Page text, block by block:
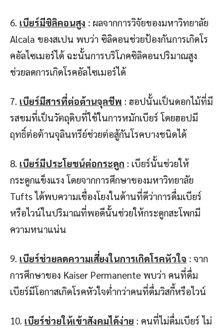
6. เบียร์มีซิลิคอนสูง : ผลจากการวิจัยของมหาวิทยาลัย
Alcala ของสเปน พบว่า ซิลิคอนช่วยป้องกันการเกิดโร
คอัลไซเมอร์ได้ ฉะนั้นการบริโภคซิลิคอนปริมาณสูง
ช่วยลดการเกิดโรคอัลไซเมอร์ได้
7. เบียร์มีสารที่ต่อต้านจุลชีพ : ฮอปนั้นเป็นดอกไม้ที่มี
รสขมที่เป็นวัตถุดิบที่ใช้ในการหมักเบียร์ โดยฮอปมี
ฤทธิ์ต่อต้านจุลินทรีย์ช่วยต่อสู้กันโรคบางชนิดได้
8. เบียร์มีประโยชน์ต่อกระดูก : เบียร์นั้นช่วยให้
กระดูกแข็งแรง โดยจากการศึกษาของมหาวิทยาลัย
Tufts ได้พบความเชื่องโยงในด้านที่ดีว่าการดื่มเบียร์
หรือไวน์ในปริมาณที่พอดีนั้นช่วยให้กระดูกสะโพกมี
ความหนาแน่น
9. เบียร์ช่วยลดความเสี่ยงในการเกิดโรคหัวใจ : จาก
การศึกษาของ Kaiser Permanente พบว่า คนที่ดื่ม
เบียร์มีโอกาสเกิดโรคหัวใจต่ำกว่าคนที่ดื่มวิสกี้หรือไวน์
10. เบียร์ช่วยให้เข้าสังคมได้ง่าย : คนที่ไม่ดื่มเบียร์ ไม่